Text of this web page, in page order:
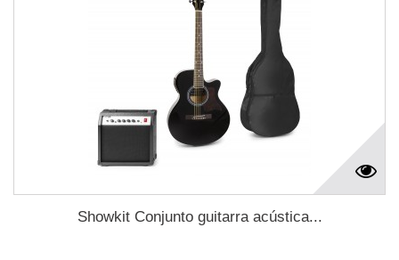
Showkit Conjunto guitarra acústica...